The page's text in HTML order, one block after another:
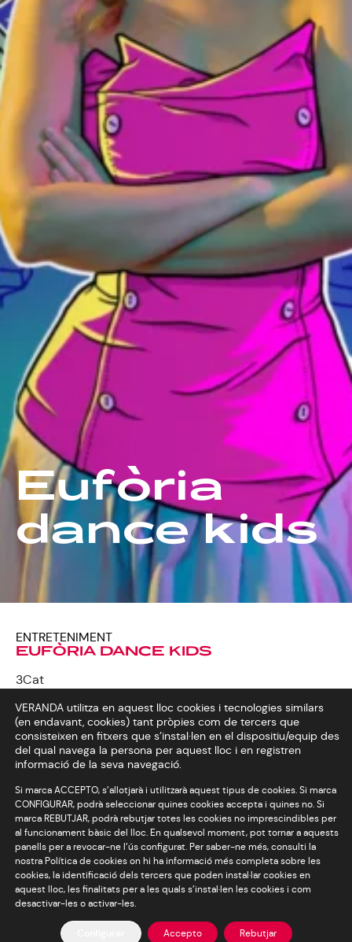
Eufòria
dance kids
ENTRETENIMENT
EUFÒRIA DANCE KIDS
3Cat
2025
EL talent show que
cerca el grup de ball
infantil més eufòric
VERANDA utilitza en aquest lloc cookies i tecnologies similars
(en endavant, cookies) tant pròpies com de tercers que
consisteixen en fitxers que s’instal·len en el dispositiu/equip des
del qual navega la persona per aquest lloc i en registren
informació de la seva navegació.
Si marca ACCEPTO, s’allotjarà i utilitzarà aquest tipus de cookies. Si marca
CONFIGURAR, podrà seleccionar quines cookies accepta i quines no. Si
marca REBUTJAR, podrà rebutjar totes les cookies no imprescindibles per
al funcionament bàsic del lloc. En qualsevol moment, pot tornar a aquests
panells per a revocar-ne l’ús configurat. Per saber-ne més, consulti la
nostra Política de cookies on hi ha informació més completa sobre les
cookies, la identificació dels tercers que poden instal·lar cookies en
aquest lloc, les finalitats per a les quals s’instal·len les cookies i com
desactivar-les o activar-les.
Accepto Rebutjar